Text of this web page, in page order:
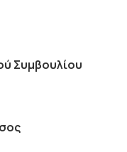
Συμβουλίου